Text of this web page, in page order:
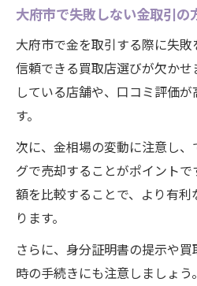
大府市で失敗しない金取引の
大府市で金を取引する際に失
信頼できる買取店選びが欠か
している店舗や、口コミ評価
す。
次に、金相場の変動に注意し
グで売却することがポイント
額を比較することで、より有
ります。
さらに、身分証明書の提示や
時の手続きにも注意しましょ